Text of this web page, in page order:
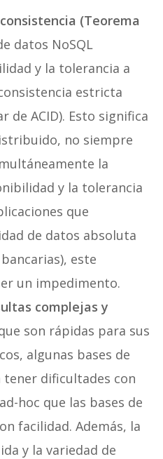
(Teorema
datos NoSQL
y la tolerancia a
estricta
de ACID). Esto significa
no siempre
la
y la tolerancia
que
de datos absoluta
este
un impedimento.
complejas y
son rápidas para sus
algunas bases de
tener dificultades con
hoc que las bases de
facilidad. Además, la
y la variedad de